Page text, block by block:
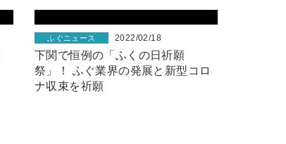
ふぐニュース 2022/02/18
下関で恒例の「ふくの日祈願
祭」！ ふぐ業界の発展と新型コロ
ナ収束を祈願